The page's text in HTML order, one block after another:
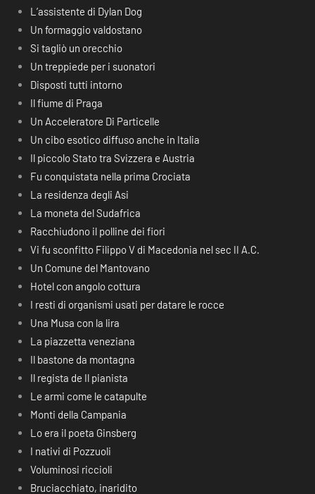
L’assistente di Dylan Dog
Un formaggio valdostano
Si tagliò un orecchio
Un treppiede per i suonatori
Disposti tutti intorno
Il fiume di Praga
Un Acceleratore Di Particelle
Un cibo esotico diffuso anche in Italia
Il piccolo Stato tra Svizzera e Austria
Fu conquistata nella prima Crociata
La residenza degli Asi
La moneta del Sudafrica
Racchiudono il polline dei fiori
Vi fu sconfitto Filippo V di Macedonia nel sec II A.C.
Un Comune del Mantovano
Hotel con angolo cottura
I resti di organismi usati per datare le rocce
Una Musa con la lira
La piazzetta veneziana
Il bastone da montagna
Il regista de Il pianista
Le armi come le catapulte
Monti della Campania
Lo era il poeta Ginsberg
I nativi di Pozzuoli
Voluminosi riccioli
Bruciacchiato, inaridito